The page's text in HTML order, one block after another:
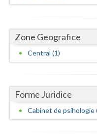
Galati
Giurgiu
Harghita
Hunedoara
Zone Geografice
Central (1)
Forme Juridice
Cabinet de psihologie